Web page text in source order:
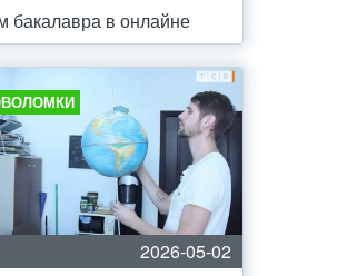
бакалавра в онлайне
2026-05-02